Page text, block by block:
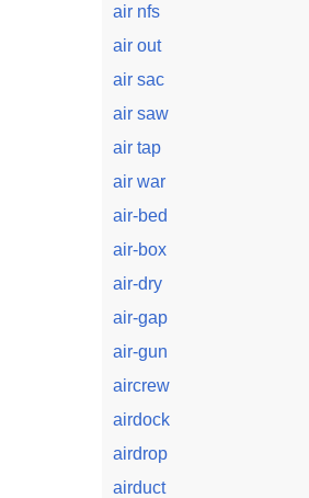
air nfs
air out
air sac
air saw
air tap
air war
air-bed
air-box
air-dry
air-gap
air-gun
aircrew
airdock
airdrop
airduct